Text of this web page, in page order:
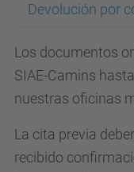
Devolución por
Los documentos
SIAE-Camins
nuestras oficinas
La cita previa
recibido